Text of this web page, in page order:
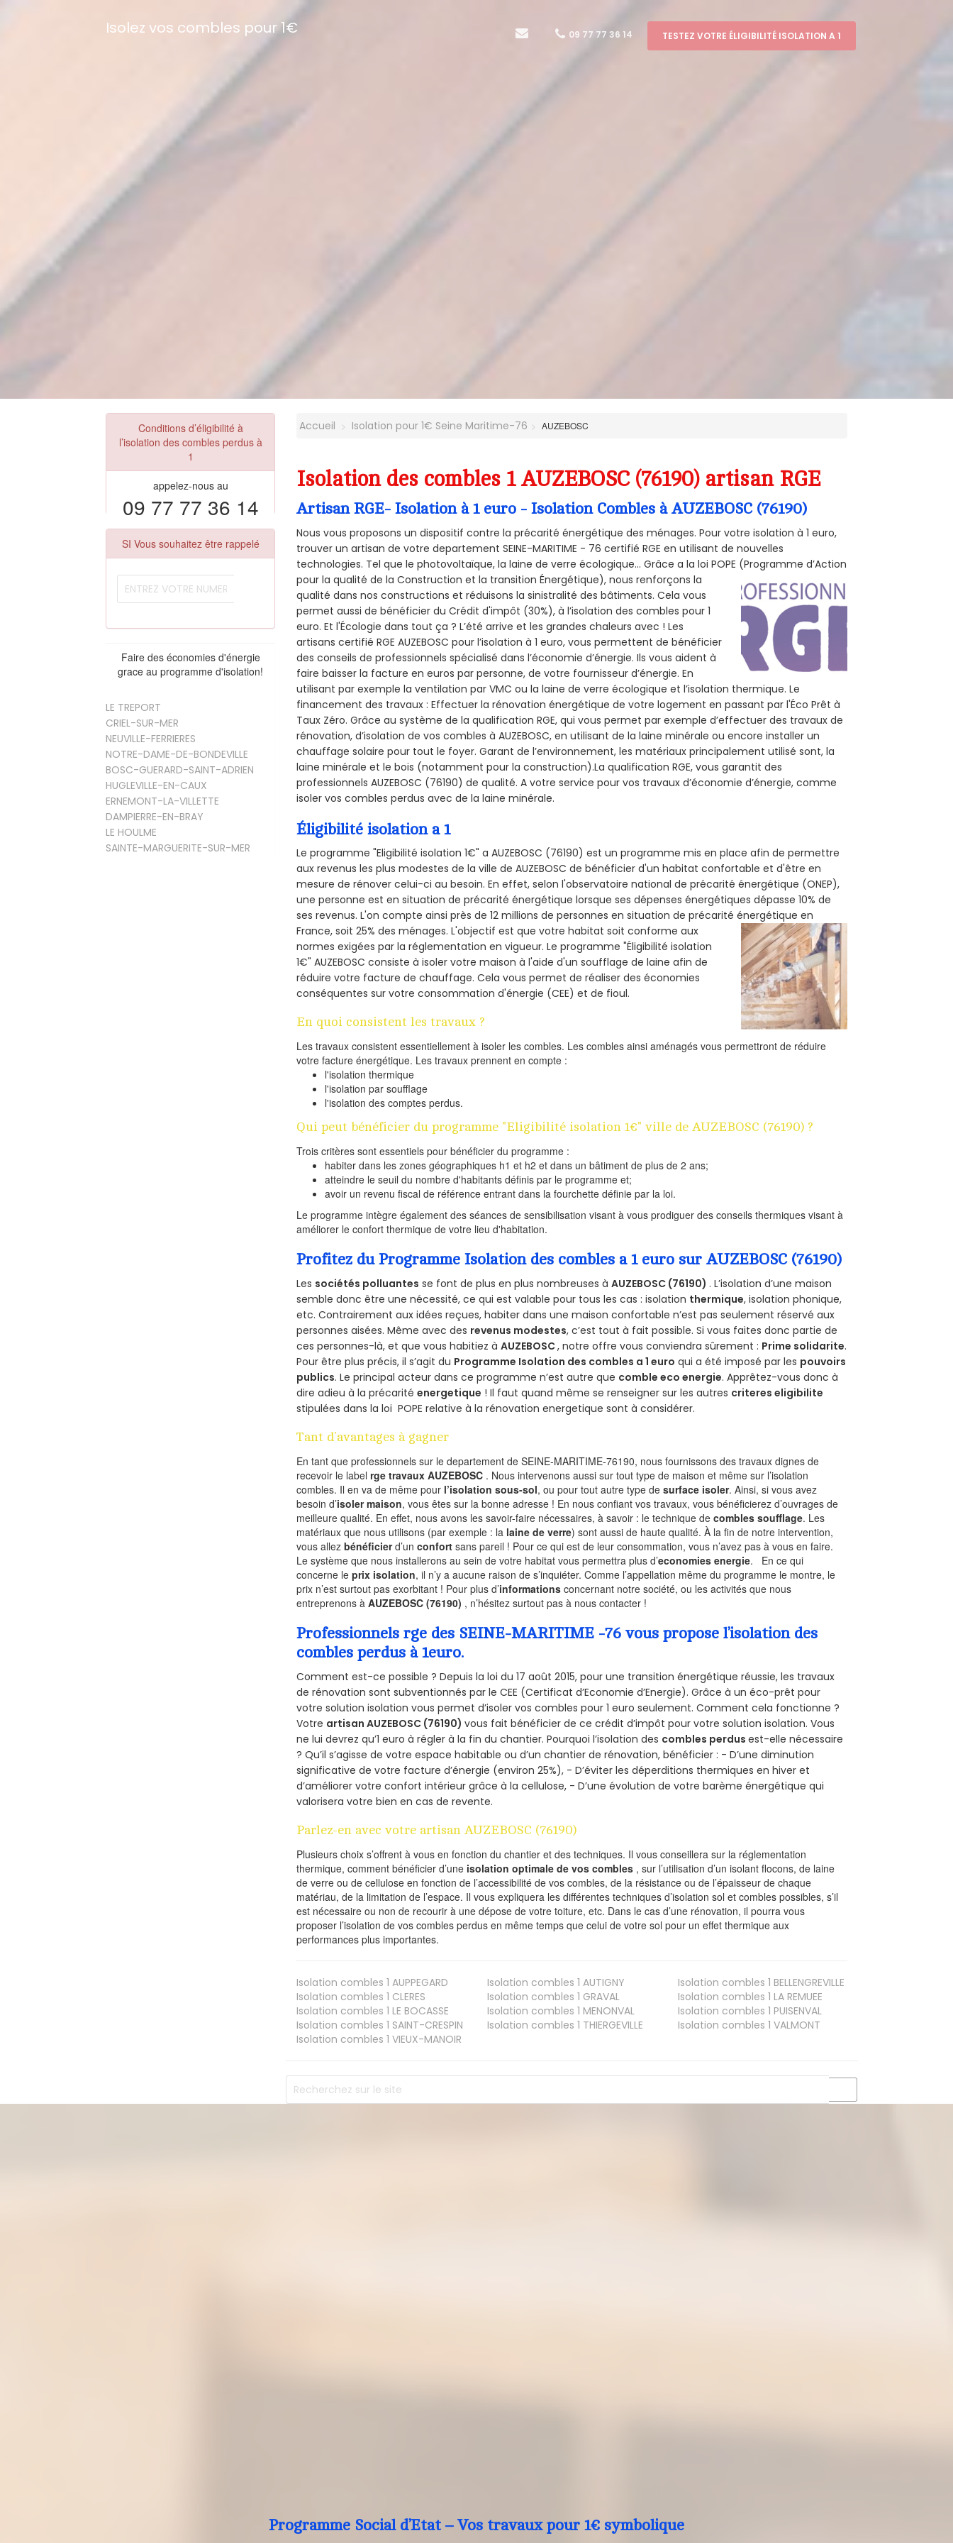
Isolez vos combles pour 1€ 09 77 77 36 14 TESTEZ VOTRE ÉLIGIBILITÉ ISOLATION A 1
Conditions d’éligibilité à
l’isolation des combles perdus à
1
appelez-nous au
09 77 77 36 14
SI Vous souhaitez être rappelé
Faire des économies d'énergie
grace au programme d'isolation!
LE TREPORT
CRIEL-SUR-MER
NEUVILLE-FERRIERES
NOTRE-DAME-DE-BONDEVILLE
BOSC-GUERARD-SAINT-ADRIEN
HUGLEVILLE-EN-CAUX
ERNEMONT-LA-VILLETTE
DAMPIERRE-EN-BRAY
LE HOULME
SAINTE-MARGUERITE-SUR-MER
Accueil Isolation pour 1€ Seine Maritime-76 AUZEBOSC
Isolation des combles 1 AUZEBOSC (76190) artisan RGE
Artisan RGE- Isolation à 1 euro - Isolation Combles à AUZEBOSC (76190)
Nous vous proposons un dispositif contre la précarité énergétique des ménages. Pour votre isolation à 1 euro,
trouver un artisan de votre departement SEINE-MARITIME - 76 certifié RGE en utilisant de nouvelles
technologies. Tel que le photovoltaïque, la laine de verre écologique... Grâce a la loi POPE (Programme d’Action
pour la qualité de la Construction et la transition Énergétique), nous renforçons la
qualité dans nos constructions et réduisons la sinistralité des bâtiments. Cela vous
permet aussi de bénéficier du Crédit d'impôt (30%), à l’isolation des combles pour 1
euro. Et l'Écologie dans tout ça ? L’été arrive et les grandes chaleurs avec ! Les
artisans certifié RGE AUZEBOSC pour l’isolation à 1 euro, vous permettent de bénéficier
des conseils de professionnels spécialisé dans l’économie d’énergie. Ils vous aident à
faire baisser la facture en euros par personne, de votre fournisseur d’énergie. En
utilisant par exemple la ventilation par VMC ou la laine de verre écologique et l’isolation thermique. Le
financement des travaux : Effectuer la rénovation énergétique de votre logement en passant par l'Éco Prêt à
Taux Zéro. Grâce au système de la qualification RGE, qui vous permet par exemple d’effectuer des travaux de
rénovation, d’isolation de vos combles à AUZEBOSC, en utilisant de la laine minérale ou encore installer un
chauffage solaire pour tout le foyer. Garant de l’environnement, les matériaux principalement utilisé sont, la
laine minérale et le bois (notamment pour la construction).La qualification RGE, vous garantit des
professionnels AUZEBOSC (76190) de qualité. A votre service pour vos travaux d’économie d’énergie, comme
isoler vos combles perdus avec de la laine minérale.
Éligibilité isolation a 1
Le programme "Eligibilité isolation 1€" a AUZEBOSC (76190) est un programme mis en place afin de permettre
aux revenus les plus modestes de la ville de AUZEBOSC de bénéficier d'un habitat confortable et d'être en
mesure de rénover celui-ci au besoin. En effet, selon l'observatoire national de précarité énergétique (ONEP),
une personne est en situation de précarité énergétique lorsque ses dépenses énergétiques dépasse 10% de
ses revenus. L'on compte ainsi près de 12 millions de personnes en situation de précarité énergétique en
France, soit 25% des ménages.L'objectif est que votre habitat soit conforme aux
normes exigées par la réglementation en vigueur. Le programme "Éligibilité isolation
1€" AUZEBOSC consiste à isoler votre maison à l'aide d'un soufflage de laine afin de
réduire votre facture de chauffage. Cela vous permet de réaliser des économies
conséquentes sur votre consommation d'énergie (CEE) et de fioul.
En quoi consistent les travaux ?
Les travaux consistent essentiellement à isoler les combles. Les combles ainsi aménagés vous permettront de réduire
votre facture énergétique. Les travaux prennent en compte :
l'isolation thermique
l'isolation par soufflage
l'isolation des comptes perdus.
Qui peut bénéficier du programme "Eligibilité isolation 1€" ville de AUZEBOSC (76190) ?
Trois critères sont essentiels pour bénéficier du programme :
habiter dans les zones géographiques h1 et h2 et dans un bâtiment de plus de 2 ans;
atteindre le seuil du nombre d'habitants définis par le programme et;
avoir un revenu fiscal de référence entrant dans la fourchette définie par la loi.
Le programme intègre également des séances de sensibilisation visant à vous prodiguer des conseils thermiques visant à
améliorer le confort thermique de votre lieu d'habitation.
Profitez du Programme Isolation des combles a 1 euro sur AUZEBOSC (76190)
Les sociétés polluantes se font de plus en plus nombreuses àAUZEBOSC (76190) . L’isolation d’une maison
semble donc être une nécessité, ce qui est valable pour tous les cas : isolation thermique, isolation phonique,
etc. Contrairement aux idées reçues, habiter dans une maison confortable n’est pas seulement réservé aux
personnes aisées. Même avec des revenus modestes, c’est tout à fait possible. Si vous faites donc partie de
ces personnes-là, et que vous habitiez àAUZEBOSC, notre offre vous conviendra sûrement : Prime solidarite.
Pour être plus précis, il s’agit du Programme Isolation des combles a 1 euro qui a été imposé par les pouvoirs
publics. Le principal acteur dans ce programme n’est autre que comble eco energie. Apprêtez-vous donc à
dire adieu à la précaritéenergetique ! Il faut quand même se renseigner sur les autres criteres eligibilite
stipulées dans la loi POPE relative à la rénovation energetique sont à considérer.
Tant d’avantages à gagner
En tant que professionnels sur le departement de SEINE-MARITIME-76190, nous fournissons des travaux dignes de
recevoir le labelrge travaux AUZEBOSC . Nous intervenons aussi sur tout type de maison et même sur l’isolation
combles. Il en va de même pour l’isolation sous-sol, ou pour tout autre type desurface isoler. Ainsi, si vous avez
besoin d’isoler maison, vous êtes sur la bonne adresse ! En nous confiant vos travaux, vous bénéficierez d’ouvrages de
meilleure qualité. En effet, nous avons les savoir-faire nécessaires, à savoir : le technique decombles soufflage. Les
matériaux que nous utilisons (par exemple : la laine de verre) sont aussi de haute qualité. À la fin de notre intervention,
vous allezbénéficierd’unconfort sans pareil ! Pour ce qui est de leur consommation, vous n’avez pas à vous en faire.
Le système que nous installerons au sein de votre habitat vous permettra plus d’economies energie. En ce qui
concerne leprix isolation, il n’y a aucune raison de s’inquiéter. Comme l’appellation même du programme le montre, le
prix n’est surtout pas exorbitant ! Pour plus d’informations concernant notre société, ou les activités que nous
entreprenons àAUZEBOSC (76190) , n’hésitez surtout pas à nous contacter !
Professionnels rge des SEINE-MARITIME -76 vous propose l’isolation des
combles perdus à 1euro.
Comment est-ce possible ? Depuis la loi du 17 août 2015, pour une transition énergétique réussie, les travaux
de rénovation sont subventionnés par le CEE (Certificat d’Economie d’Energie). Grâce à un éco-prêt pour
votre solution isolation vous permet d’isoler vos combles pour 1 euro seulement. Comment cela fonctionne ?
Votre artisan AUZEBOSC (76190)vous fait bénéficier de ce crédit d’impôt pour votre solution isolation. Vous
ne lui devrez qu’1 euro à régler à la fin du chantier. Pourquoi l’isolation des combles perdusest-elle nécessaire
? Qu’il s’agisse de votre espace habitable ou d’un chantier de rénovation, bénéficier : - D’une diminution
significative de votre facture d’énergie (environ 25%), - D’éviter les déperditions thermiques en hiver et
d’améliorer votre confort intérieur grâce à la cellulose, - D’une évolution de votre barème énergétique qui
valorisera votre bien en cas de revente.
Parlez-en avec votre artisan AUZEBOSC (76190)
Plusieurs choix s’offrent à vous en fonction du chantier et des techniques. Il vous conseillera sur la réglementation
thermique, comment bénéficier d’une isolation optimale de vos combles , sur l’utilisation d’un isolant flocons, de laine
de verre ou de cellulose en fonction de l’accessibilité de vos combles, de la résistance ou de l’épaisseur de chaque
matériau, de la limitation de l’espace. Il vous expliquera les différentes techniques d’isolation sol et combles possibles, s’il
est nécessaire ou non de recourir à une dépose de votre toiture, etc. Dans le cas d’une rénovation, il pourra vous
proposer l’isolation de vos combles perdus en même temps que celui de votre sol pour un effet thermique aux
performances plus importantes.
Isolation combles 1 AUPPEGARD Isolation combles 1 AUTIGNY Isolation combles 1 BELLENGREVILLE
Isolation combles 1 CLERES Isolation combles 1 GRAVAL Isolation combles 1 LA REMUEE
Isolation combles 1 LE BOCASSE Isolation combles 1 MENONVAL Isolation combles 1 PUISENVAL
Isolation combles 1 SAINT-CRESPIN Isolation combles 1 THIERGEVILLE Isolation combles 1 VALMONT
Isolation combles 1 VIEUX-MANOIR
Programme Social d’Etat – Vos travaux pour 1€ symbolique